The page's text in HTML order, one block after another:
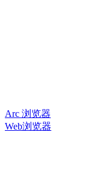
Arc 浏览器
Web浏览器